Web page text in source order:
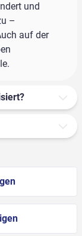
und
–
auf der